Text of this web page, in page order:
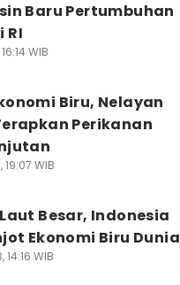
Baru Pertumbuhan
RI
WIB
Biru, Nelayan
Perikanan
19:07 WIB
Besar, Indonesia
Ekonomi Biru Dunia
14:16 WIB